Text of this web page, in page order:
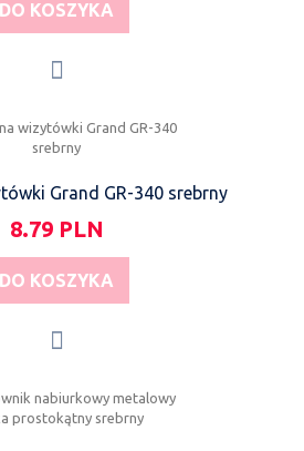
DO KOSZYKA
Grand GR-340 srebrny
8.79 PLN
DO KOSZYKA